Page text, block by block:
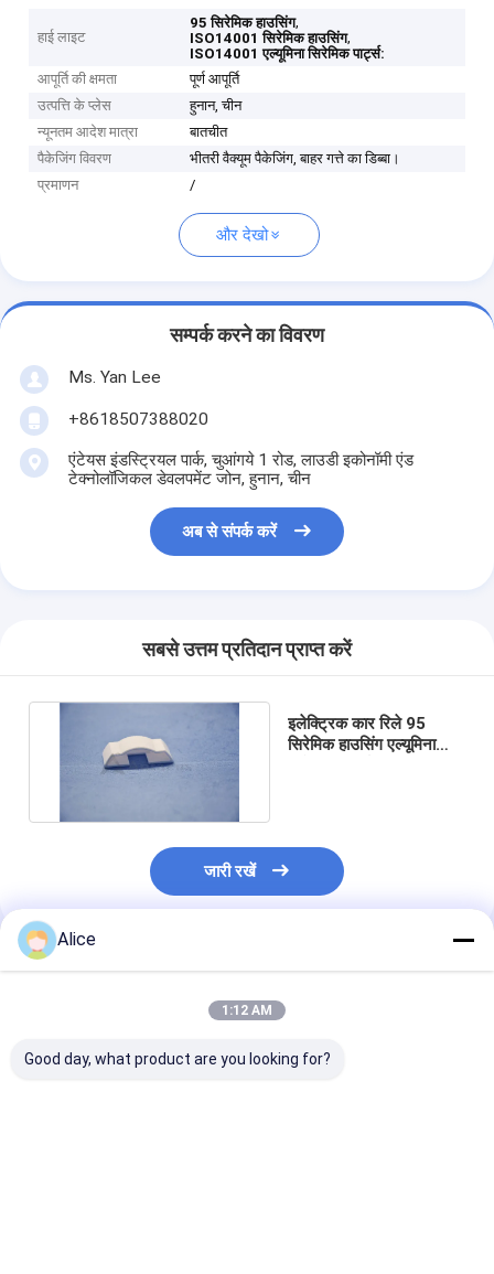
हाई लाइट
95 सिरेमिक हाउसिंग,
ISO14001 सिरेमिक हाउसिंग,
ISO14001 एल्यूमिना सिरेमिक पार्ट्स:
आपूर्ति की क्षमता
पूर्ण आपूर्ति
उत्पत्ति के प्लेस
हुनान, चीन
न्यूनतम आदेश मात्रा
बातचीत
पैकेजिंग विवरण
भीतरी वैक्यूम पैकेजिंग, बाहर गत्ते का डिब्बा।
प्रमाणन
/
और देखो
सम्पर्क करने का विवरण
Ms. Yan Lee
+8618507388020
एंटेयस इंडस्ट्रियल पार्क, चुआंगये 1 रोड, लाउडी इकोनॉमी एंड
टेक्नोलॉजिकल डेवलपमेंट जोन, हुनान, चीन
अब से संपर्क करें
सबसे उत्तम प्रतिदान प्राप्त करें
इलेक्ट्रिक कार रिले 95
सिरेमिक हाउसिंग एल्यूमिना
जारी रखें
अनुशंसित उत्पाद
Alice
1:12 AM
Good day, what product are you looking for?